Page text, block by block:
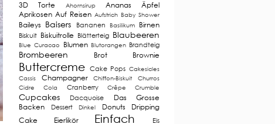
3D Torte Ahornsirup Ananas
Äpfel
Aprikosen Auf Reisen Aufstrich Baby Shower
Baileys Baisers Bananen Basilikum Birnen
Biskuit Biskuitrolle Blätterteig Blaubeeren
Blue Curacao Blumen Blutorangen Brandteig
Brombeeren Brot Brownie
Buttercreme Cake Pops Cakesicles
Cassis
Champagner Chiffon-Biskuit
Churros
Cidre
Cola Cranberry Crêpe Crumble
Cupcakes Dacquoise
Das Grosse
Backen
Dessert Dinkel Donuts
Dripping
Cake
Eierlikör Einfach Eis